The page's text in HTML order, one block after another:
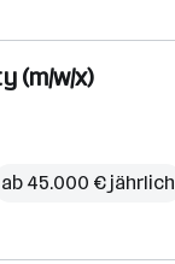
(m/w/x)
ab 45.000 € jährlich